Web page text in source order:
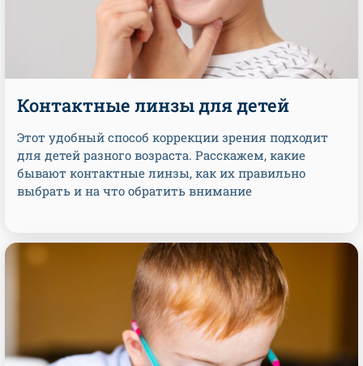
Контактные линзы для детей
Этот удобный способ коррекции зрения подходит
для детей разного возраста. Расскажем, какие
бывают контактные линзы, как их правильно
выбрать и на что обратить внимание